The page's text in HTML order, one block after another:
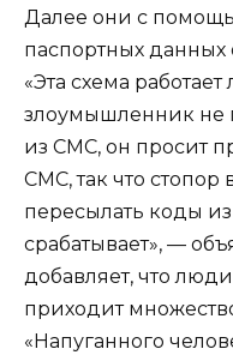
Далее они с
паспортных
«Эта схема
злоумышленник не
из СМС, он просит
СМС, так что стопор
пересылать коды
срабатывает», —
добавляет, что
приходит
«Напуганного